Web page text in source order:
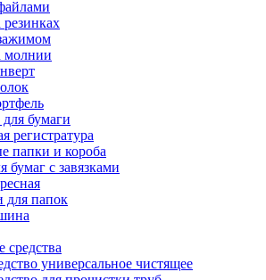
молнии
бумаги
регистратура
папки и короба
бумаг с завязками
для папок
средства
универсальное чистящее